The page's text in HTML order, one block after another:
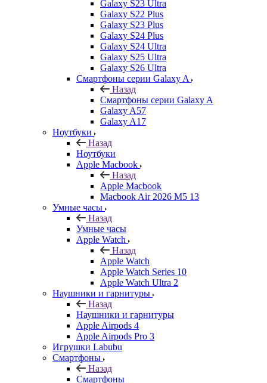
Galaxy S23 Ultra
Galaxy S22 Plus
Galaxy S23 Plus
Galaxy S24 Plus
Galaxy S24 Ultra
Galaxy S25 Ultra
Galaxy S26 Ultra
Смартфоны серии Galaxy A
Назад
Смартфоны серии Galaxy A
Galaxy A57
Galaxy A17
Ноутбуки
Назад
Ноутбуки
Apple Macbook
Назад
Apple Macbook
Macbook Air 2026 M5 13
Умные часы
Назад
Умные часы
Apple Watch
Назад
Apple Watch
Apple Watch Series 10
Apple Watch Ultra 2
Наушники и гарнитуры
Назад
Наушники и гарнитуры
Apple Airpods 4
Apple Airpods Pro 3
Игрушки Labubu
Смартфоны
Назад
Смартфоны